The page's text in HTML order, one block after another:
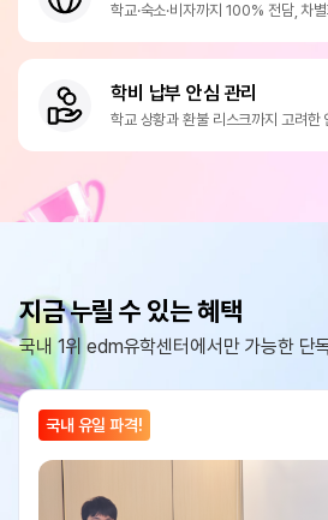
학교·숙소·비자까지 100% 전담, 차
학비 납부 안심 관리
학교 상황과 환불 리스크까지 고려한
지금 누릴 수 있는 혜택
국내 1위 edm유학센터에서만 가능한 단
국내 유일 파격!